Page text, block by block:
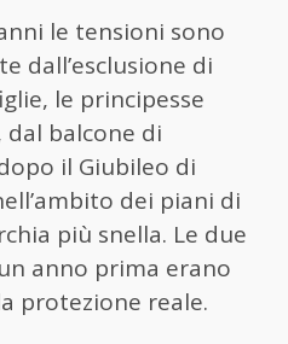
le tensioni sono
dall’esclusione di
le principesse
dal balcone di
il Giubileo di
dei piani di
più snella. Le due
anno prima erano
protezione reale.